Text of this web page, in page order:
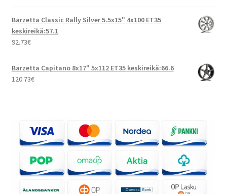
Barzetta Classic Rally Silver 5.5x15" 4x100 ET35
keskireikä:57.1
92.73€
Barzetta Capitano 8x17" 5x112 ET35 keskireikä:66.6
120.73€